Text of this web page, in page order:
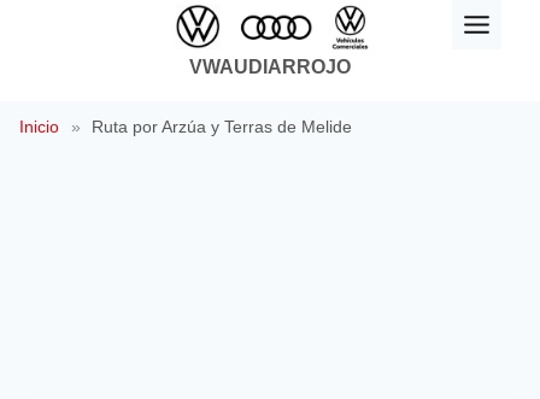
VWAUDIARROJO
Inicio » Ruta por Arzúa y Terras de Melide